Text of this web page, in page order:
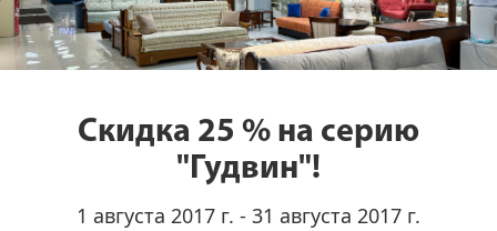
Скидка 25 % на серию
"Гудвин"!
1 августа 2017 г. - 31 августа 2017 г.